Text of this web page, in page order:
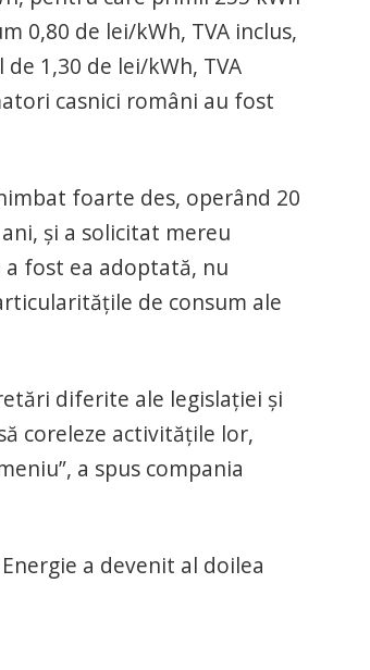
0,80 de lei/kWh, TVA inclus,
1,30 de lei/kWh, TVA
casnici români au fost
foarte des, operând 20
și a solicitat mereu
a fost ea adoptată, nu
de consum ale
diferite ale legislației și
coreleze activitățile lor,
a spus compania
a devenit al doilea